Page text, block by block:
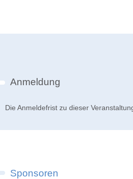
Anmeldung
Die Anmeldefrist zu dieser
Sponsoren